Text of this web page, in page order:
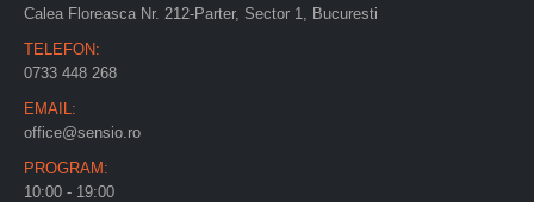
Calea Floreasca Nr. 212-Parter, Sector 1, Bucuresti
TELEFON:
0733 448 268
EMAIL:
office@sensio.ro
PROGRAM:
10:00 - 19:00